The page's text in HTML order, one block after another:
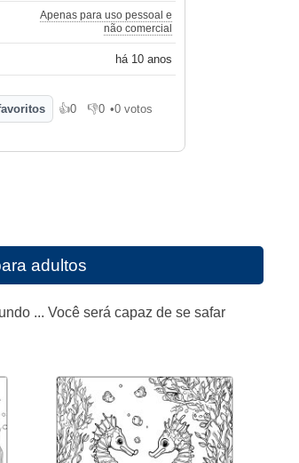
Apenas para uso pessoal e
não comercial
há 10 anos
👍0
Gosto 👎0
Não gosto
•0 votos
adultos
... Você será capaz de se safar